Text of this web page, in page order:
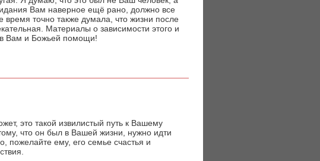
Вам наверное ещё рано, должно все
время точно также думала, что жизни после
Материалы о зависимости этого и
Вам и Божьей помощи!
это такой извилистый путь к Вашему
что он был в Вашей жизни, нужно идти
пожелайте ему, его семье счастья и